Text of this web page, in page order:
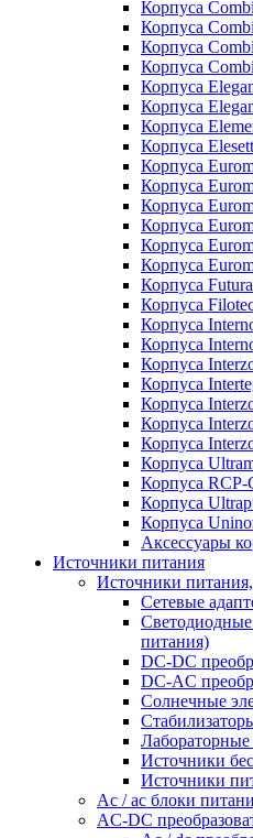
Корпуса
Корпуса
Корпуса
Корпуса
Корпуса
Корпуса
Корпуса
Корпуса
Корпуса
Корпуса
Корпуса
Корпуса
Корпуса
Корпуса
Корпуса
Корпуса
Корпуса
Корпуса
Корпуса
Корпуса
Корпуса
Корпуса
Корпуса
Корпуса
Корпуса RCP-
Корпуса
Корпуса
Аксессуары
Источники питания
Источники
Сетевые
питания)
DC-DC
DC-AC
Солнечные
Источники
Источники
Ac / ac блоки
AC-DC